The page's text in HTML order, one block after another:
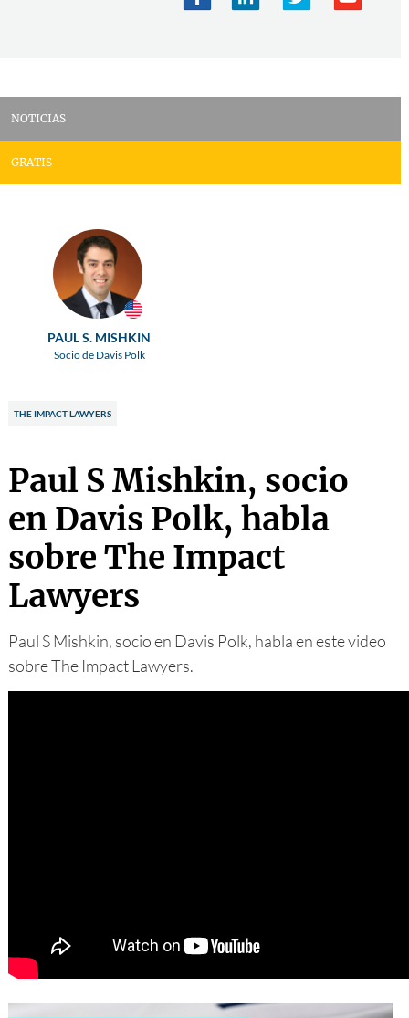
NOTICIAS
GRATIS
PAUL S. MISHKIN
Socio de Davis Polk
THE IMPACT LAWYERS
Paul S Mishkin, socio
en Davis Polk, habla
sobre The Impact
Lawyers
Paul S Mishkin, socio en Davis Polk, habla en este video
sobre The Impact Lawyers.